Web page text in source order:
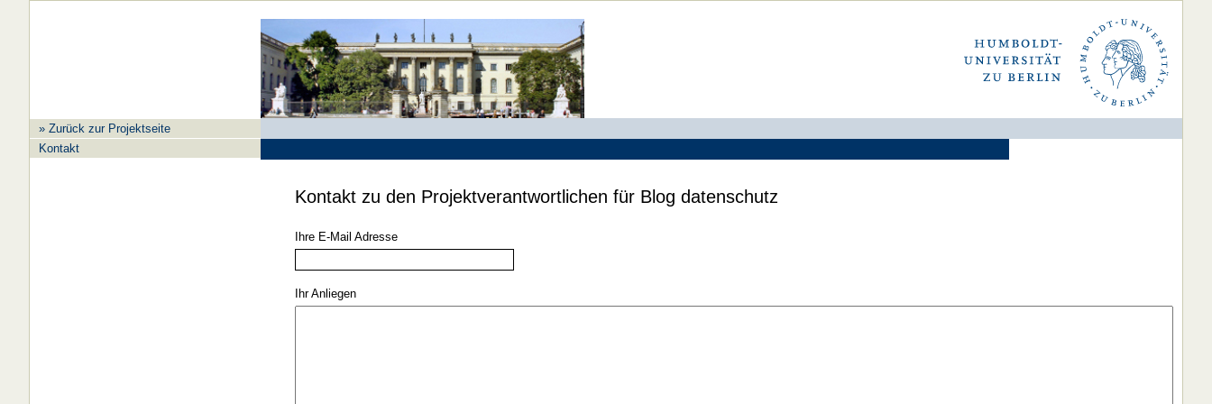
» Zurück zur Projektseite
Kontakt
Kontakt zu den Projektverantwortlichen für Blog datenschutz
Ihre E-Mail Adresse
Ihr Anliegen